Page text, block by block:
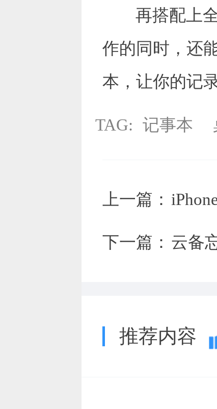
再搭配上
作的同时，还
本，让你的记
TAG: 记事本
上一篇：
下一篇： 云备
推荐内容